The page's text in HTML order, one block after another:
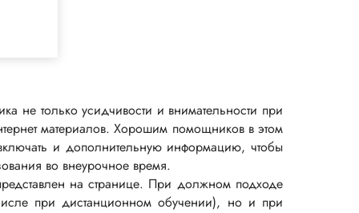
не только усидчивости и внимательности при
материалов. Хорошим помощников в этом
и дополнительную информацию, чтобы
во внеурочное время.
на странице. При должном подходе
при дистанционном обучении), но и при